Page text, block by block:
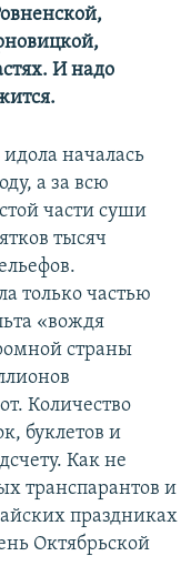
И надо
идола началась
а за всю
части суши
тысяч
только частью
«вождя
страны
Количество
буклетов и
Как не
транспарантов и
праздниках
Октябрьской